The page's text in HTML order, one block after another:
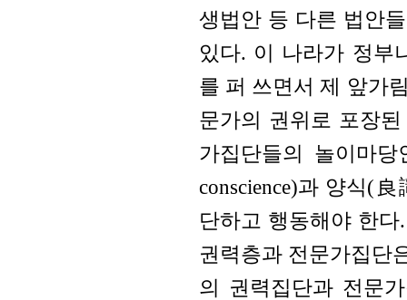
생법안 등 다른 법안
있다. 이 나라가 정부
를 퍼 쓰면서 제 앞가
문가의 권위로 포장
가집단들의 놀이마
conscience)과 양식(
단하고 행동해야 한
권력층과 전문가집단
의 권력집단과 전문